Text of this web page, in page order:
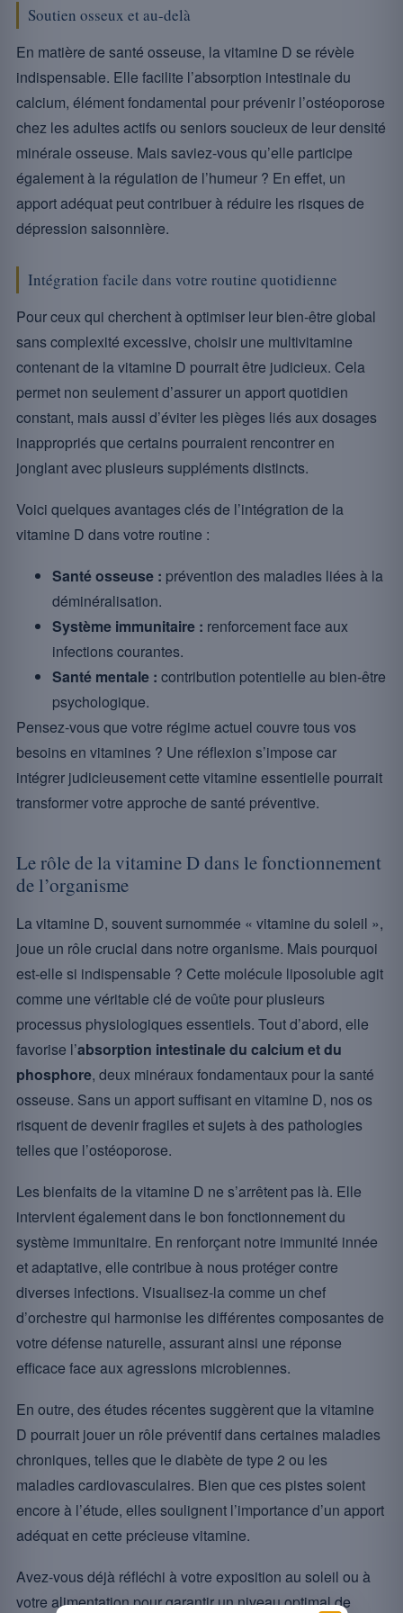
Soutien osseux et au-delà
En matière de santé osseuse, la vitamine D se révèle
indispensable. Elle facilite l’absorption intestinale du
calcium, élément fondamental pour prévenir l’ostéoporose
chez les adultes actifs ou seniors soucieux de leur densité
minérale osseuse. Mais saviez-vous qu’elle participe
également à la régulation de l’humeur ? En effet, un
apport adéquat peut contribuer à réduire les risques de
dépression saisonnière.
Intégration facile dans votre routine quotidienne
Pour ceux qui cherchent à optimiser leur bien-être global
sans complexité excessive, choisir une multivitamine
contenant de la vitamine D pourrait être judicieux. Cela
permet non seulement d’assurer un apport quotidien
constant, mais aussi d’éviter les pièges liés aux dosages
inappropriés que certains pourraient rencontrer en
jonglant avec plusieurs suppléments distincts.
Voici quelques avantages clés de l’intégration de la
vitamine D dans votre routine :
Santé osseuse : prévention des maladies liées à la
déminéralisation.
Système immunitaire : renforcement face aux
infections courantes.
Santé mentale : contribution potentielle au bien-être
psychologique.
Pensez-vous que votre régime actuel couvre tous vos
besoins en vitamines ? Une réflexion s’impose car
intégrer judicieusement cette vitamine essentielle pourrait
transformer votre approche de santé préventive.
Le rôle de la vitamine D dans le fonctionnement
de l’organisme
La vitamine D, souvent surnommée « vitamine du soleil »,
joue un rôle crucial dans notre organisme. Mais pourquoi
est-elle si indispensable ? Cette molécule liposoluble agit
comme une véritable clé de voûte pour plusieurs
processus physiologiques essentiels. Tout d’abord, elle
favorise l’absorption intestinale du calcium et du
phosphore, deux minéraux fondamentaux pour la santé
osseuse. Sans un apport suffisant en vitamine D, nos os
risquent de devenir fragiles et sujets à des pathologies
telles que l’ostéoporose.
Les bienfaits de la vitamine D ne s’arrêtent pas là. Elle
intervient également dans le bon fonctionnement du
système immunitaire. En renforçant notre immunité innée
et adaptative, elle contribue à nous protéger contre
diverses infections. Visualisez-la comme un chef
d’orchestre qui harmonise les différentes composantes de
votre défense naturelle, assurant ainsi une réponse
efficace face aux agressions microbiennes.
En outre, des études récentes suggèrent que la vitamine
D pourrait jouer un rôle préventif dans certaines maladies
chroniques, telles que le diabète de type 2 ou les
maladies cardiovasculaires. Bien que ces pistes soient
encore à l’étude, elles soulignent l’importance d’un apport
adéquat en cette précieuse vitamine.
Avez-vous déjà réfléchi à votre exposition au soleil ou à
votre alimentation pour garantir un niveau optimal de